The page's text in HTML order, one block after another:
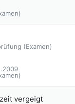
(Examen)
vergeigt